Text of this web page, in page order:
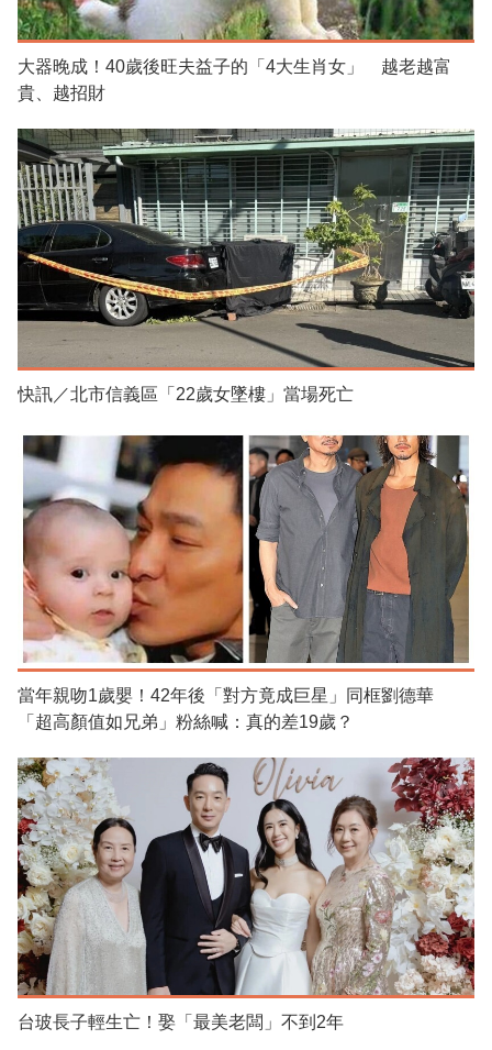
大器晚成！40歲後旺夫益子的「4大生肖女」 越老越富
貴、越招財
快訊／北市信義區「22歲女墜樓」當場死亡
當年親吻1歲嬰！42年後「對方竟成巨星」同框劉德華
「超高顏值如兄弟」粉絲喊：真的差19歲？
台玻長子輕生亡！娶「最美老闆」不到2年